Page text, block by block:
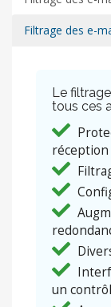
Filtrage des e-
Le
tous ces
un